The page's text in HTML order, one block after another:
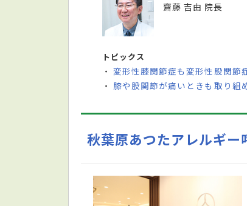
齋藤 吉由 院長
トピックス
・変形性膝関節症も変形性股関節
・ 膝や股関節が痛いときも取り組
秋葉原あつたアレルギ